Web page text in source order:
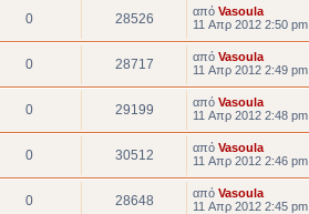
0 28526 από Vasoula
11 Απρ 2012 2:50 pm
0 28717 από Vasoula
11 Απρ 2012 2:49 pm
0 29199 από Vasoula
11 Απρ 2012 2:48 pm
0 30512 από Vasoula
11 Απρ 2012 2:46 pm
0 28648 από Vasoula
11 Απρ 2012 2:45 pm